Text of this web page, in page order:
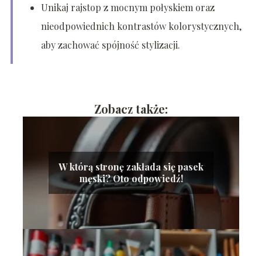
Unikaj rajstop z mocnym połyskiem oraz
nieodpowiednich kontrastów kolorystycznych,
aby zachować spójność stylizacji.
Zobacz także:
W którą stronę zakłada się pasek
męski? Oto odpowiedź!